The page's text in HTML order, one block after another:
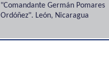
"Comandante Germán Pomares
Ordóñez". León, Nicaragua